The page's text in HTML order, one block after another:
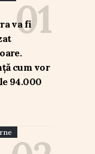
va fi
cum vor
94.000